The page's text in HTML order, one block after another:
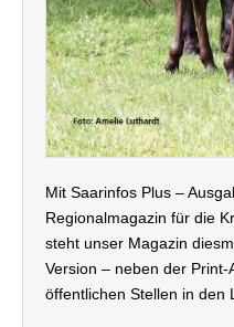
Mit Saarinfos Plus –
Regionalmagazin für die
steht unser Magazin
Version – neben der
öffentlichen Stellen in den